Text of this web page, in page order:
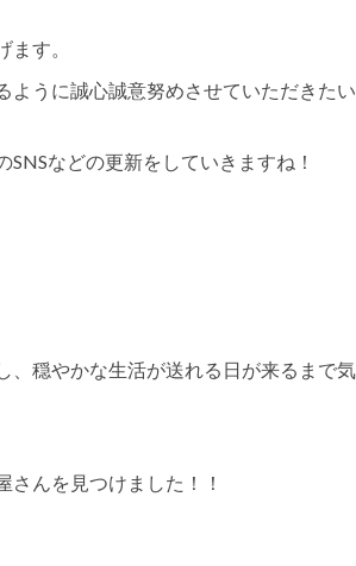
す。
うに誠心誠意努めさせていただきた
などの更新をしていきますね！
穏やかな生活が送れる日が来るまで
んを見つけました！！